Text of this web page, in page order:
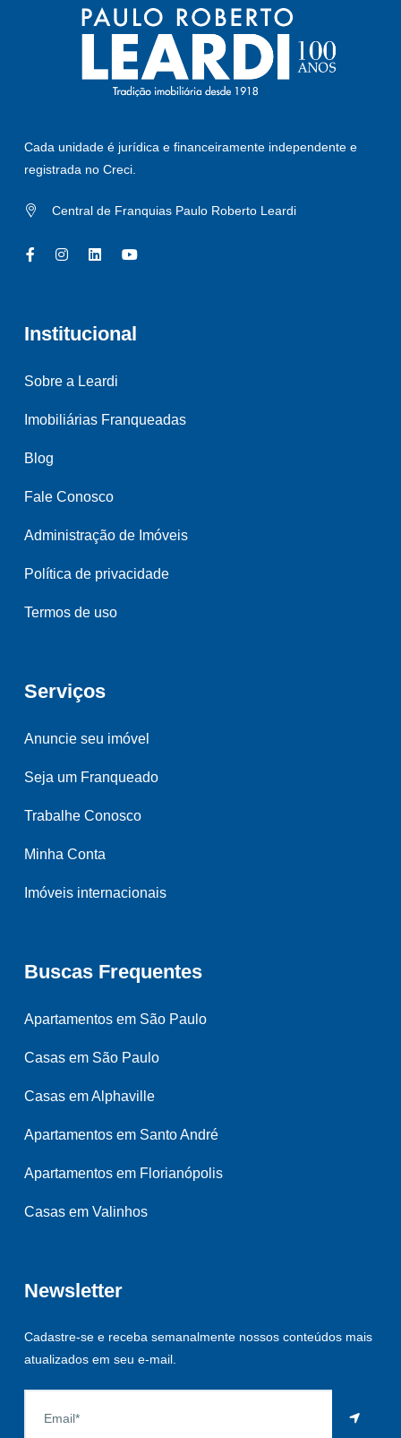
Cada unidade é jurídica e financeiramente independente e
registrada no Creci.
Central de Franquias Paulo Roberto Leardi
Institucional
Sobre a Leardi
Imobiliárias Franqueadas
Blog
Fale Conosco
Administração de Imóveis
Política de privacidade
Termos de uso
Serviços
Anuncie seu imóvel
Seja um Franqueado
Trabalhe Conosco
Minha Conta
Imóveis internacionais
Buscas Frequentes
Apartamentos em São Paulo
Casas em São Paulo
Casas em Alphaville
Apartamentos em Santo André
Apartamentos em Florianópolis
Casas em Valinhos
Newsletter
Cadastre-se e receba semanalmente nossos conteúdos mais
atualizados em seu e-mail.